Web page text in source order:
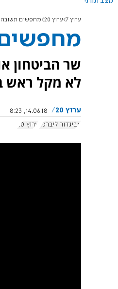
ערוץ 7 ערוץ 20 מחפשים תשובה
מחפשים
שר הביטחון
לא מקל ראש
ערוץ 20
14.06.18, 8:23
אביגדור ליברמן
ערוץ 20